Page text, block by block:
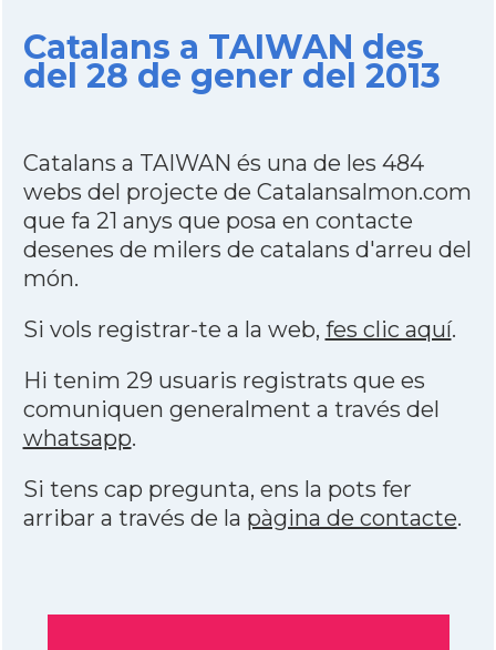
Catalans a TAIWAN des
del 28 de gener del 2013
Catalans a TAIWAN és una de les 484
webs del projecte de Catalansalmon.com
que fa 21 anys que posa en contacte
desenes de milers de catalans d'arreu del
món.
Si vols registrar-te a la web, fes clic aquí.
Hi tenim 29 usuaris registrats que es
comuniquen generalment a través del
whatsapp.
Si tens cap pregunta, ens la pots fer
arribar a través de la pàgina de contacte.